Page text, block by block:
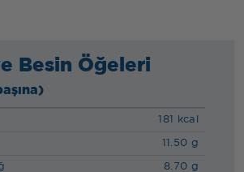
Besin Öğeleri
181 kcal
11.50 g
8.70 g